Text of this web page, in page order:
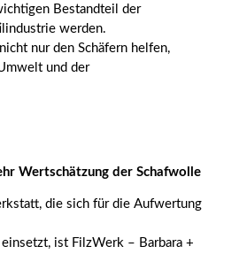
Bestandteil der
werden.
nur den Schäfern helfen,
und der
Wertschätzung der Schafwolle
die sich für die Aufwertung
ist FilzWerk – Barbara +